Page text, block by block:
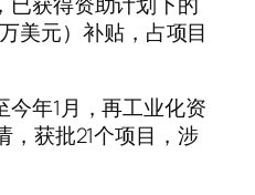
美元）补贴，占项目
年1月，再工业化资
，获批21个项目，涉